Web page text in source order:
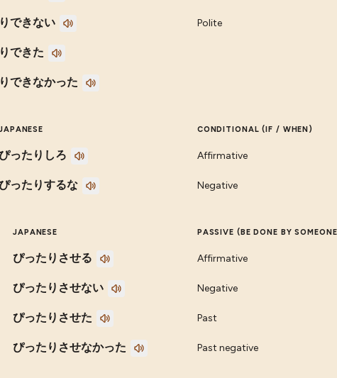
できない
できた
できなかった
Polite
ぴったりしろ
ぴったりするな
CONDITIONAL (IF / WHEN)
Affirmative
Negative
JAPANESE
ぴったりさせる
ぴったりさせない
ぴったりさせた
ぴったりさせなかった
PASSIVE (BE DONE BY
Affirmative
Negative
Past
Past negative